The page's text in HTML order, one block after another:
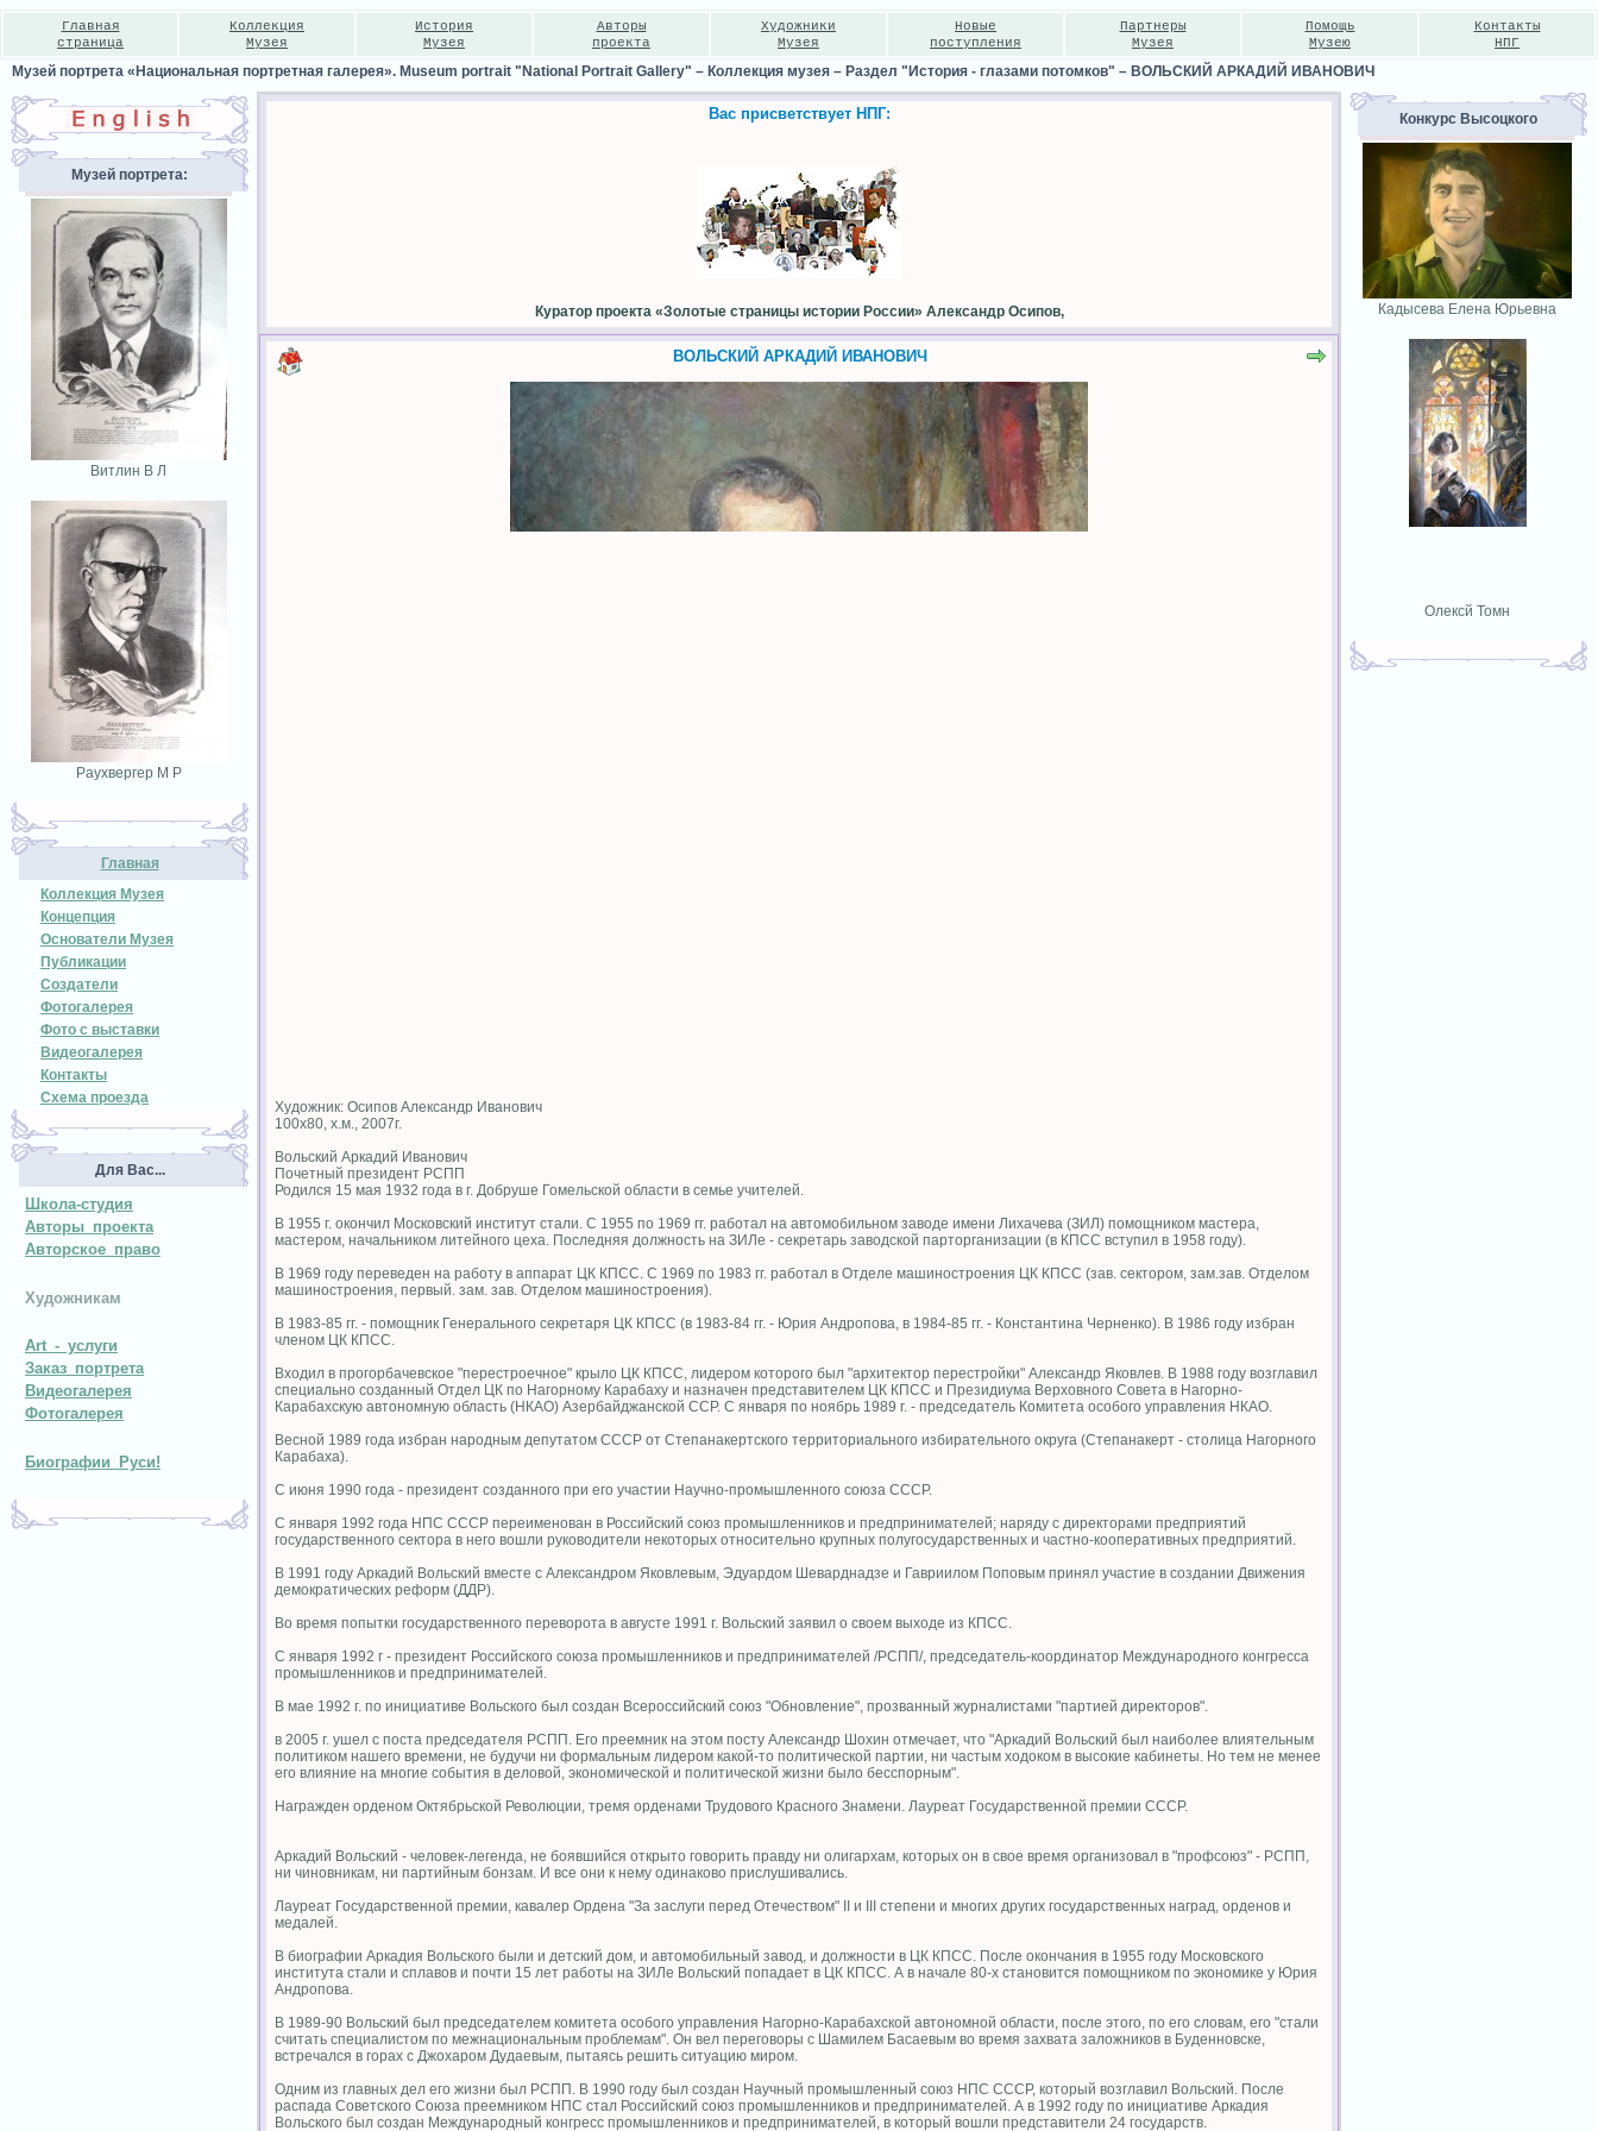
Главная
страница
Коллекция
Музея
История
Музея
Авторы
проекта
Художники
Музея
Новые
поступления
Партнеры
Музея
Помощь
Музею
Контакты
НПГ
Музей портрета «Национальная портретная галерея». Museum portrait "National Portrait Gallery" – Коллекция музея – Раздел "История - глазами потомков" – ВОЛЬСКИЙ АРКАДИЙ ИВАНОВИЧ
Музей портрета:
Витлин В Л
Раухвергер М Р
Главная
Коллекция Музея
Концепция
Основатели Музея
Публикации
Создатели
Фотогалерея
Фото с выставки
Видеогалерея
Контакты
Схема проезда
Для Вас...
Школа-студия
Авторы проекта
Авторское право
Художникам
Art - услуги
Заказ портрета
Видеогалерея
Фотогалерея
Биографии Руси!
Вас присветствует НПГ:
Куратор проекта «Золотые страницы истории России» Александр Осипов,
ВОЛЬСКИЙ АРКАДИЙ ИВАНОВИЧ
Художник: Осипов Александр Иванович
100х80, х.м., 2007г.
Вольский Аркадий Иванович
Почетный президент РСПП
Родился 15 мая 1932 года в г. Добруше Гомельской области в семье учителей.
В 1955 г. окончил Московский институт стали. С 1955 по 1969 гг. работал на автомобильном заводе имени Лихачева (ЗИЛ) помощником мастера,
мастером, начальником литейного цеха. Последняя должность на ЗИЛе - секретарь заводской парторганизации (в КПСС вступил в 1958 году).
В 1969 году переведен на работу в аппарат ЦК КПСС. С 1969 по 1983 гг. работал в Отделе машиностроения ЦК КПСС (зав. сектором, зам.зав. Отделом
машиностроения, первый. зам. зав. Отделом машиностроения).
В 1983-85 гг. - помощник Генерального секретаря ЦК КПСС (в 1983-84 гг. - Юрия Андропова, в 1984-85 гг. - Константина Черненко). В 1986 году избран
членом ЦК КПСС.
Входил в прогорбачевское "перестроечное" крыло ЦК КПСС, лидером которого был "архитектор перестройки" Александр Яковлев. В 1988 году возглавил
специально созданный Отдел ЦК по Нагорному Карабаху и назначен представителем ЦК КПСС и Президиума Верховного Совета в Нагорно-
Карабахскую автономную область (НКАО) Азербайджанской ССР. С января по ноябрь 1989 г. - председатель Комитета особого управления НКАО.
Весной 1989 года избран народным депутатом СССР от Степанакертского территориального избирательного округа (Степанакерт - столица Нагорного
Карабаха).
С июня 1990 года - президент созданного при его участии Научно-промышленного союза СССР.
С января 1992 года НПС СССР переименован в Российский союз промышленников и предпринимателей; наряду с директорами предприятий
государственного сектора в него вошли руководители некоторых относительно крупных полугосударственных и частно-кооперативных предприятий.
В 1991 году Аркадий Вольский вместе с Александром Яковлевым, Эдуардом Шеварднадзе и Гавриилом Поповым принял участие в создании Движения
демократических реформ (ДДР).
Во время попытки государственного переворота в августе 1991 г. Вольский заявил о своем выходе из КПСС.
С января 1992 г - президент Российского союза промышленников и предпринимателей /РСПП/, председатель-координатор Международного конгресса
промышленников и предпринимателей.
В мае 1992 г. по инициативе Вольского был создан Всероссийский союз "Обновление", прозванный журналистами "партией директоров".
в 2005 г. ушел с поста председателя РСПП. Его преемник на этом посту Александр Шохин отмечает, что "Аркадий Вольский был наиболее влиятельным
политиком нашего времени, не будучи ни формальным лидером какой-то политической партии, ни частым ходоком в высокие кабинеты. Но тем не менее
его влияние на многие события в деловой, экономической и политической жизни было бесспорным".
Награжден орденом Октябрьской Революции, тремя орденами Трудового Красного Знамени. Лауреат Государственной премии СССР.
Аркадий Вольский - человек-легенда, не боявшийся открыто говорить правду ни олигархам, которых он в свое время организовал в "профсоюз" - РСПП,
ни чиновникам, ни партийным бонзам. И все они к нему одинаково прислушивались.
Лауреат Государственной премии, кавалер Ордена "За заслуги перед Отечеством" II и III степени и многих других государственных наград, орденов и
медалей.
В биографии Аркадия Вольского были и детский дом, и автомобильный завод, и должности в ЦК КПСС. После окончания в 1955 году Московского
института стали и сплавов и почти 15 лет работы на ЗИЛе Вольский попадает в ЦК КПСС. А в начале 80-х становится помощником по экономике у Юрия
Андропова.
В 1989-90 Вольский был председателем комитета особого управления Нагорно-Карабахской автономной области, после этого, по его словам, его "стали
считать специалистом по межнациональным проблемам". Он вел переговоры с Шамилем Басаевым во время захвата заложников в Буденновске,
встречался в горах с Джохаром Дудаевым, пытаясь решить ситуацию миром.
Одним из главных дел его жизни был РСПП. В 1990 году был создан Научный промышленный союз НПС СССР, который возглавил Вольский. После
распада Советского Союза преемником НПС стал Российский союз промышленников и предпринимателей. А в 1992 году по инициативе Аркадия
Вольского был создан Международный конгресс промышленников и предпринимателей, в который вошли представители 24 государств.
Конкурс Высоцкого
Кадысева Елена Юрьевна
Олексй Томн